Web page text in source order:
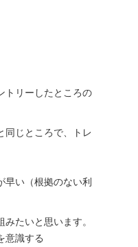
トリーしたところの
同じところで、トレ
早い（根拠のない利
たいと思います。
意識する